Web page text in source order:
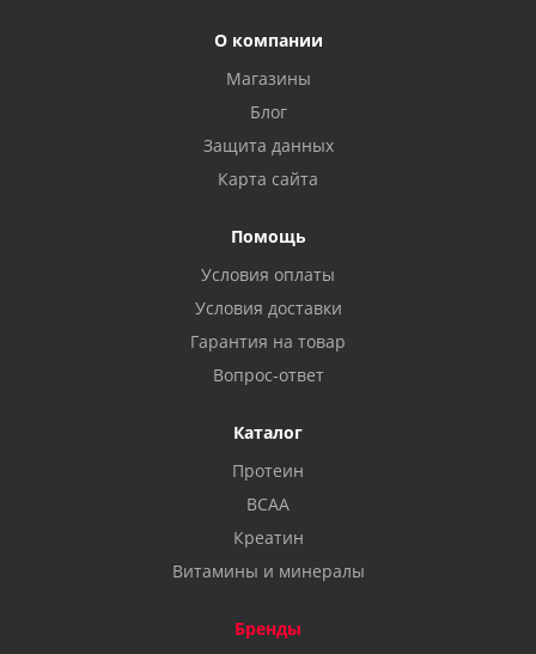
О компании
Магазины
Блог
Защита данных
Карта сайта
Помощь
Условия оплаты
Условия доставки
Гарантия на товар
Вопрос-ответ
Каталог
Протеин
BCAA
Креатин
Витамины и минералы
Бренды